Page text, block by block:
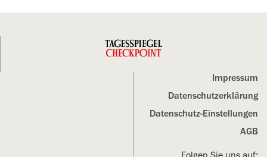
Impressum
Datenschutz­erklärung
Datenschutz-Einstellungen
AGB